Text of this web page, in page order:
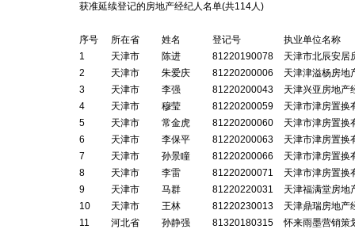
获准延续登记的房地产经纪人名单(共114人)
序号 所在省 姓名 登记号
执业单位名称
1
天津市 陈进 81220190078
天津市北辰安居
2
天津市 朱爱庆 81220200006
天津津溢杨房地
3
天津市 李强 81220200043
天津兴亚房地产
4
天津市 穆莹 81220200059
天津市津房置换
5
天津市 常金虎 81220200060
天津市津房置换
6
天津市 李保平 81220200063
天津市津房置换
7
天津市 孙景瞳 81220200066
天津市津房置换
8
天津市 李雷 81220200071
天津市津房置换
9
天津市 马群 81220220031
天津福满堂房地
10
天津市 王林 81220230013
天津鼎瑞房地产
11
河北省 孙静强 81320180315
怀来雨墨营销策